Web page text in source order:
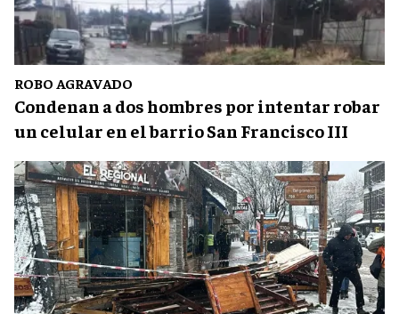
ROBO AGRAVADO
Condenan a dos hombres por intentar robar
un celular en el barrio San Francisco III